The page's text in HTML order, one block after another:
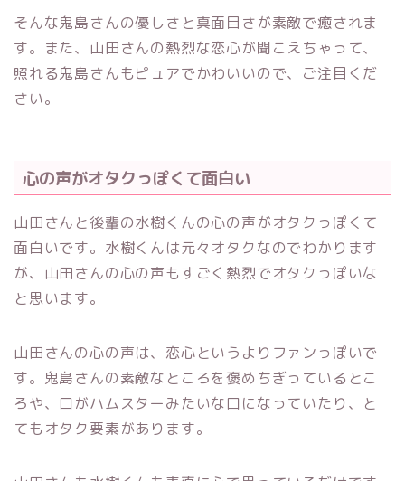
そんな鬼島さんの優しさと真面目さが素敵で癒されま
す。また、山田さんの熱烈な恋心が聞こえちゃって、
照れる鬼島さんもピュアでかわいいので、ご注目くだ
さい。
心の声がオタクっぽくて面白い
山田さんと後輩の水樹くんの心の声がオタクっぽくて
面白いです。水樹くんは元々オタクなのでわかります
が、山田さんの心の声もすごく熱烈でオタクっぽいな
と思います。
山田さんの心の声は、恋心というよりファンっぽいで
す。鬼島さんの素敵なところを褒めちぎっているとこ
ろや、口がハムスターみたいな口になっていたり、と
てもオタク要素があります。